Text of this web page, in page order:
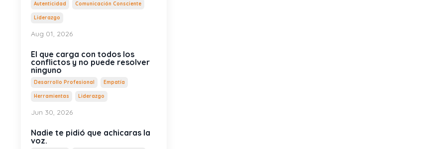
Autenticidad Comunicación Consciente
Liderazgo
Aug 01, 2026
El que carga con todos los
conflictos y no puede resolver
ninguno
Desarrollo Profesional Empatía
Herramientas Liderazgo
Jun 30, 2026
Nadie te pidió que achicaras la
voz.